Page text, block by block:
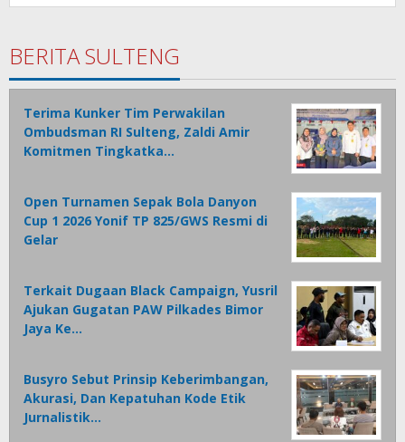
BERITA SULTENG
Terima Kunker Tim Perwakilan
Ombudsman RI Sulteng, Zaldi Amir
Komitmen Tingkatka…
Open Turnamen Sepak Bola Danyon
Cup 1 2026 Yonif TP 825/GWS Resmi di
Gelar
Terkait Dugaan Black Campaign, Yusril
Ajukan Gugatan PAW Pilkades Bimor
Jaya Ke…
Busyro Sebut Prinsip Keberimbangan,
Akurasi, Dan Kepatuhan Kode Etik
Jurnalistik…